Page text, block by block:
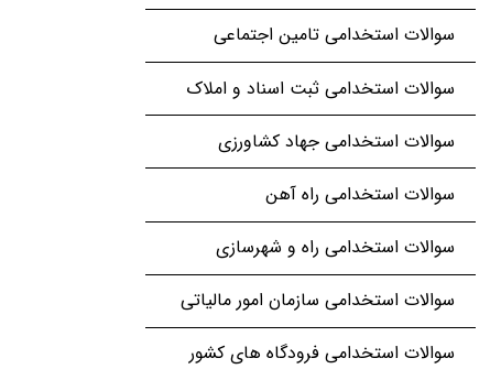
سوالات استخدامی تامین اجتماعی
سوالات استخدامی ثبت اسناد و املاک
سوالات استخدامی جهاد کشاورزی
سوالات استخدامی راه آهن
سوالات استخدامی راه و شهرسازی
سوالات استخدامی سازمان امور مالیاتی
سوالات استخدامی فرودگاه های کشور